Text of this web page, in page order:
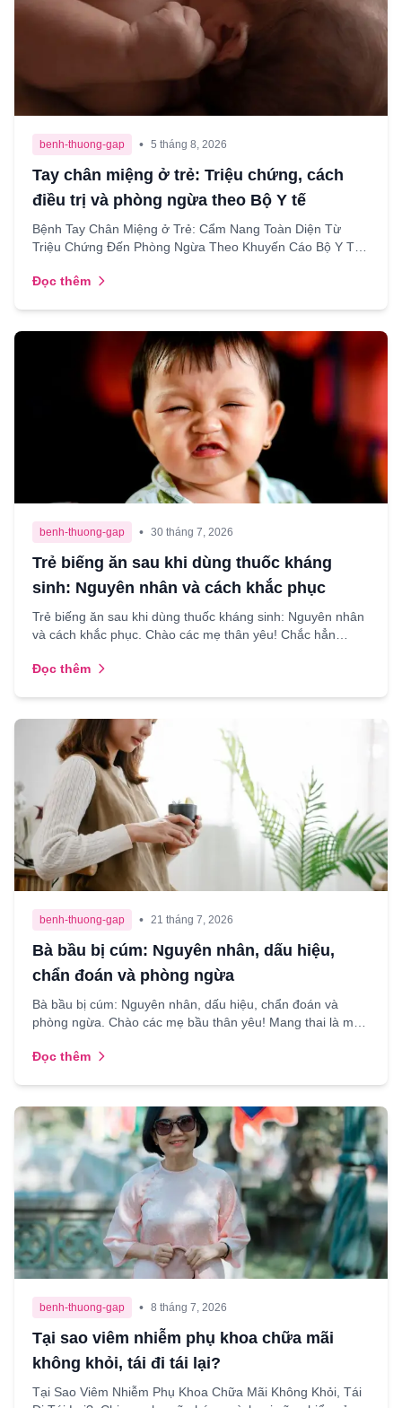
benh-thuong-gap • 5 tháng 8, 2026
Tay chân miệng ở trẻ: Triệu chứng, cách
điều trị và phòng ngừa theo Bộ Y tế
Bệnh Tay Chân Miệng ở Trẻ: Cẩm Nang Toàn Diện Từ
Triệu Chứng Đến Phòng Ngừa Theo Khuyến Cáo Bộ Y Tế.
rồi...
Đọc thêm
benh-thuong-gap • 30 tháng 7, 2026
Trẻ biếng ăn sau khi dùng thuốc kháng
sinh: Nguyên nhân và cách khắc phục
Trẻ biếng ăn sau khi dùng thuốc kháng sinh: Nguyên nhân
và cách khắc phục. Chào các mẹ thân yêu! Chắc hẳn
Đọc thêm
benh-thuong-gap • 21 tháng 7, 2026
Bà bầu bị cúm: Nguyên nhân, dấu hiệu,
chẩn đoán và phòng ngừa
Bà bầu bị cúm: Nguyên nhân, dấu hiệu, chẩn đoán và
phòng ngừa. Chào các mẹ bầu thân yêu! Mang thai là một
Đọc thêm
benh-thuong-gap • 8 tháng 7, 2026
Tại sao viêm nhiễm phụ khoa chữa mãi
không khỏi, tái đi tái lại?
Tại Sao Viêm Nhiễm Phụ Khoa Chữa Mãi Không Khỏi, Tái